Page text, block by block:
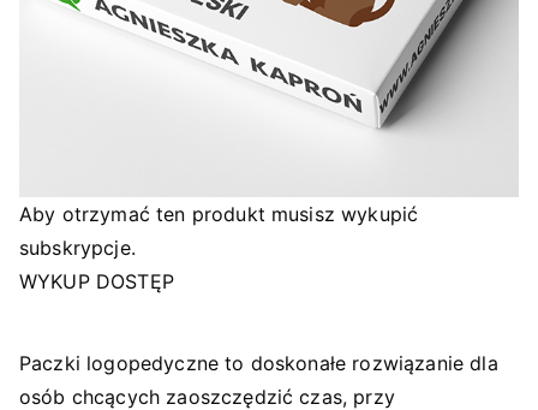
Aby otrzymać ten produkt musisz wykupić
subskrypcje.
WYKUP DOSTĘP
Paczki logopedyczne to doskonałe rozwiązanie dla
osób chcących zaoszczędzić czas, przy